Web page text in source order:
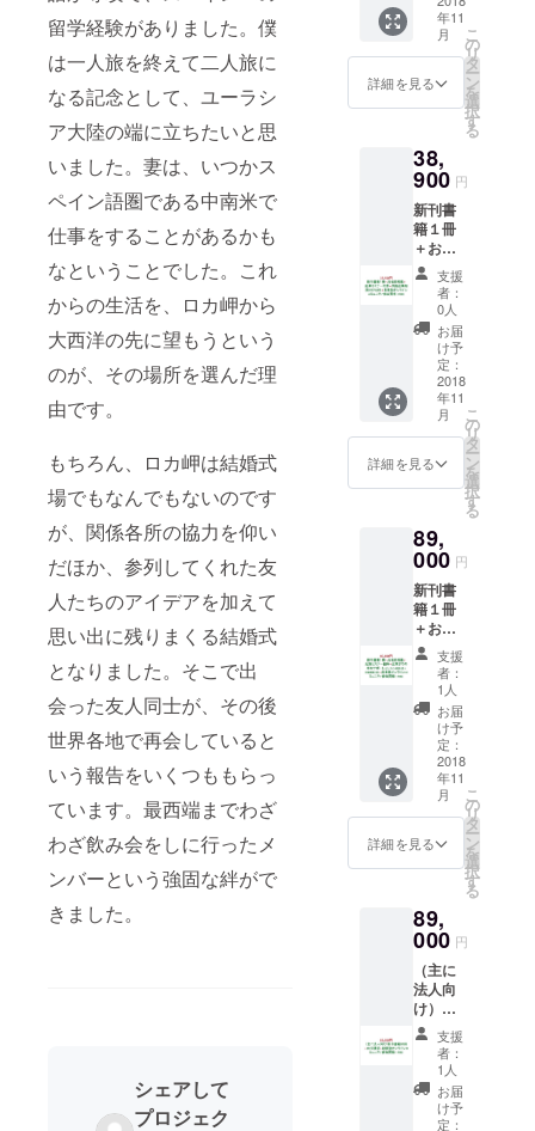
留学経験がありました。僕
は一人旅を終えて二人旅に
なる記念として、ユーラシ
ア大陸の端に立ちたいと思
いました。妻は、いつかス
ペイン語圏である中南米で
仕事をすることがあるかも
なということでした。これ
からの生活を、ロカ岬から
大西洋の先に望もうという
のが、その場所を選んだ理
由です。
もちろん、ロカ岬は結婚式
場でもなんでもないのです
が、関係各所の協力を仰い
だほか、参列してくれた友
人たちのアイデアを加えて
思い出に残りまくる結婚式
となりました。そこで出
会った友人同士が、その後
世界各地で再会していると
いう報告をいくつももらっ
ています。最西端までわざ
わざ飲み会をしに行ったメ
ンバーという強固な絆がで
きました。
シェアして
プロジェク
相談89
分以内
＋起業
塾オン
ライン
参加資
格（１
年間）
・書籍
の梱
包・送
料費200
円を含
む ・起
業相談
をする
ための
基礎知
識が得
られる
セミ
ナー。
そのう
ち１回
の参加
資格が
得られ
る。
年11
月
詳細を見る
こ
の
リ
タ
ー
ン
を
選
択
す
る
38,
900 円
新刊書
籍１冊
＋お名
前掲載
＋ 起業
セミ
ナー招
待＋対
面起業
相談89
分以内
＋起業
塾オン
ライン
コミュ
格（１
年間）
・書籍
の梱
包・送
料費200
円を含
む ・起
業相談
をする
ための
基礎知
識が得
られる
セミ
ナー。
年４回
ち１回
無料で
資格が
得られ
る。 ・
対面相
談と講
演は、
交通費
別途。
支援
者：
0人
お届
け予
定：
2018
年11
月
詳細を見る
こ
の
リ
タ
ー
ン
を
選
択
す
る
89,
000 円
新刊書
籍１冊
＋お名
前掲載
＋ 起業
セミ
ナー招
待＋起
業まで
の半年
サポー
ト（オ
ンライ
ン相談3
回＋ 対
面相談2
起業塾
オンラ
インコ
ミュニ
ティ参
加資格
（１年
間） ・
書籍の
梱包・
送料費
200円を
支援
者：
1人
お届
け予
定：
2018
年11
月
詳細を見る
こ
の
リ
タ
ー
ン
を
選
択
す
る
89,
000 円
（主に
法人向
け）新
刊書籍
10冊＋
89分講
演＋起
業塾オ
ンライ
支援
者：
1人
お届
け予
定：